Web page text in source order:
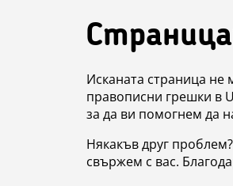
Исканата страница
правописни грешки в
за да ви помогнем да
Някакъв друг
свържем с вас.